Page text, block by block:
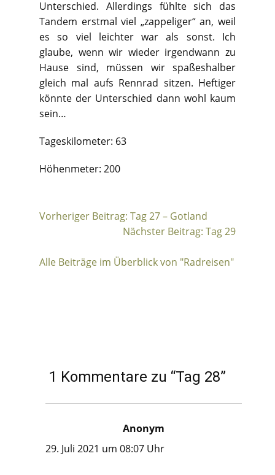
Unterschied. Allerdings fühlte sich das
Tandem erstmal viel „zappeliger“ an, weil
es so viel leichter war als sonst. Ich
glaube, wenn wir wieder irgendwann zu
Hause sind, müssen wir spaßeshalber
gleich mal aufs Rennrad sitzen. Heftiger
könnte der Unterschied dann wohl kaum
sein…
Tageskilometer: 63
Höhenmeter: 200
Beitragsnavigation
Vorheriger Beitrag: Tag 27 – Gotland
Nächster Beitrag: Tag 29
Alle Beiträge im Überblick von "Radreisen"
1 Kommentare zu “Tag 28”
Anonym
29. Juli 2021 um 08:07 Uhr